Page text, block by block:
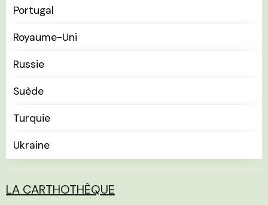
Portugal
Royaume-Uni
Russie
Suède
Turquie
Ukraine
LA CARTHOTHÈQUE